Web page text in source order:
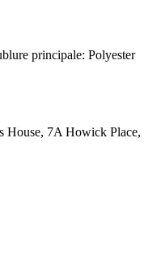
principale: Polyester
House, 7A Howick Place,